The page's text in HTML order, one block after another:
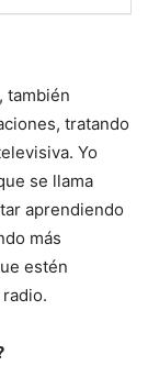
también
tratando
Yo
se llama
aprendiendo
más
estén